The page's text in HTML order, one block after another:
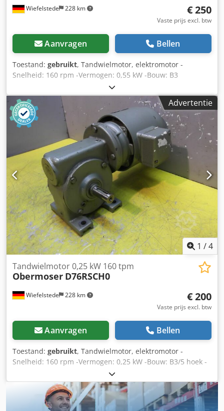
Wiefelstede 228 km € 250
Vaste prijs excl. btw
Aanvragen Bellen
Toestand: gebruikt, Tandwielmotor, elektromotor -
Snelheid: 160 rpm -Vermogen: 0,55 kW -Bouw: B3
Dsdpocwhk Tjfx Ai Hswa -Diameter schacht: Ø 20 mm -
Beschermingsklasse: IP 44 -Aantal: 1x motoren beschikbaar
-Prijs: per stuk -Maten: 480/200/H240 mm -gewicht: 27 kg
Advertentie
1 /4
Wiefelstede 228 km
Tandwielmotor 0,25 kW 160 tpm
Obermoser D76RSCH0
€ 200
Vaste prijs excl. btw
Aanvragen Bellen
Toestand: gebruikt, Tandwielmotor, elektromotor -
Snelheid: 160 rpm -Vermogen: 0,25 kW -Bouw: B3/5 hoek -
Diameter schacht: Ø 20 mm -Beschermingsklasse: IP 33
Dwodpfx Aoc Sktzsi Hoa -Maten: 325/210/H195 mm -
gewicht: 13 kg